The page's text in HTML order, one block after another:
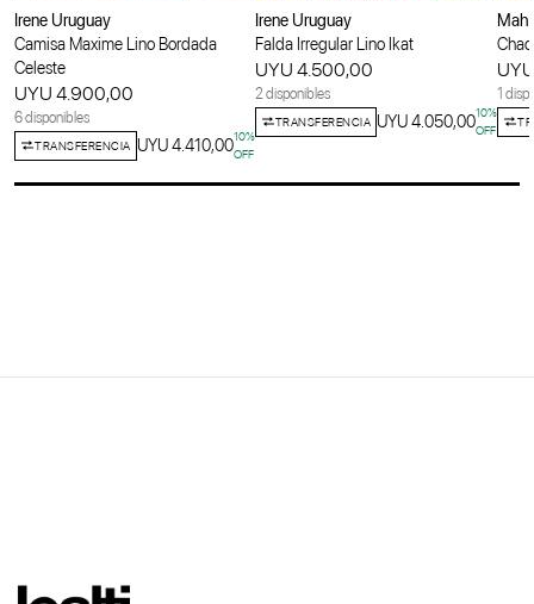
Irene Uruguay
Camisa Maxime Lino Bordada
Celeste
UYU 4.900,00
6 disponibles
TRANSFERENCIA UYU 4.410,0010%
OFF
Irene Uruguay
Falda Irregular Lino Ikat
UYU 4.500,00
2 disponibles
TRANSFERENCIA UYU 4.050,0010%
OFF
1